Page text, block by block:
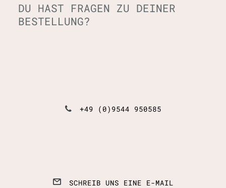
DU HAST FRAGEN ZU DEINER
BESTELLUNG?
+49 (0)9544 950585
SCHREIB UNS EINE E-MAIL